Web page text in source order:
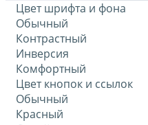
Цвет шрифта и фона
Обычный
Контрастный
Инверсия
Комфортный
Цвет кнопок и ссылок
Обычный
Красный